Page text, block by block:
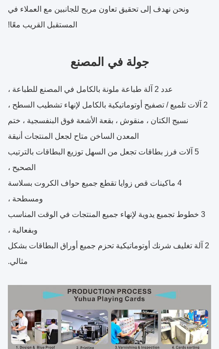
ونحن نهدف إلى تحقيق تعاون مربح للجانبين مع العملاء في
المستقبل القريب معًا!
جولة في المصنع
عدد 2 آلة طباعة ملونة بالكامل في المصنع للطباعة ،
2 آلات تلميع / تصفيح أوتوماتيكية بالكامل لإنهاء تشطيب السطح ،
نسيج الكتان ، منقوش ، بقعة الأشعة فوق البنفسجية ، ختم
المعدن الساخن متاح لجعل المنتجات أنيقة
5 آلات فرز بطاقات تجعل من السهل توزيع البطاقات بالترتيب
الصحيح ،
4 ماكينات قص زوايا تقطع جميع حواف الكروت بسلاسة
ومسطحة ،
3 خطوط تجميع يدوية لإنهاء جميع المنتجات في الوقت المناسب
وبفعالية ،
2 آلة تغليف شرنك أوتوماتيكية تحزم جميع أوراق البطاقات بشكل
مثالي.